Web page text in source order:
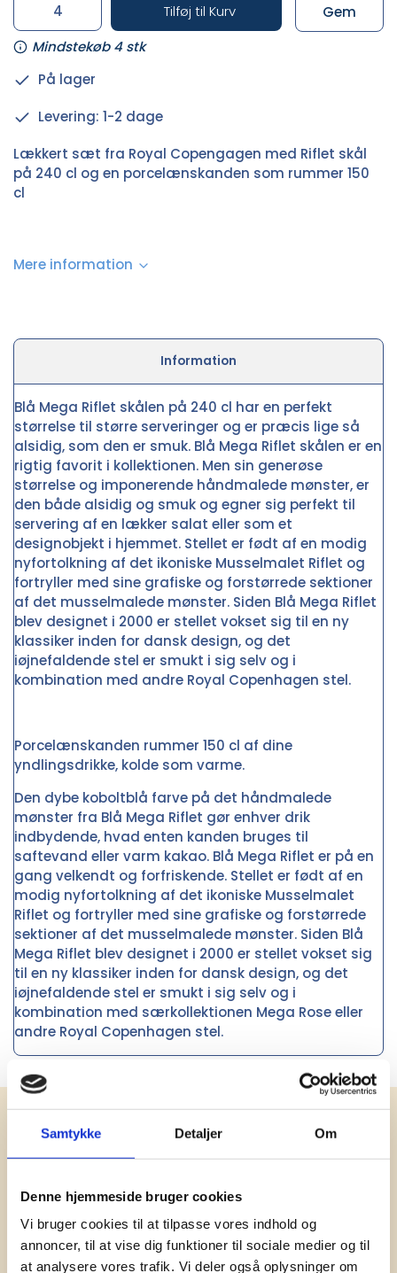
Samtykke Detaljer Om
Denne hjemmeside bruger cookies
Vi bruger cookies til at tilpasse vores indhold og
annoncer, til at vise dig funktioner til sociale medier og til
at analysere vores trafik. Vi deler også oplysninger om
Tilføj til Kurv
Mindstekøb 4 stk
Gem
På lager
Levering: 1-2 dage
Lækkert sæt fra Royal Copengagen med Riflet skål
på 240 cl og en porcelænskanden som rummer 150
cl
Mere information
Information
Blå Mega Riflet skålen på 240 cl har en perfekt
størrelse til større serveringer og er præcis lige så
alsidig, som den er smuk. Blå Mega Riflet skålen er en
rigtig favorit i kollektionen. Men sin generøse
størrelse og imponerende håndmalede mønster, er
den både alsidig og smuk og egner sig perfekt til
servering af en lækker salat eller som et
designobjekt i hjemmet. Stellet er født af en modig
nyfortolkning af det ikoniske Musselmalet Riflet og
fortryller med sine grafiske og forstørrede sektioner
af det musselmalede mønster. Siden Blå Mega Riflet
blev designet i 2000 er stellet vokset sig til en ny
klassiker inden for dansk design, og det
iøjnefaldende stel er smukt i sig selv og i
kombination med andre Royal Copenhagen stel.
Porcelænskanden rummer 150 cl af dine
yndlingsdrikke, kolde som varme.
Den dybe koboltblå farve på det håndmalede
mønster fra Blå Mega Riflet gør enhver drik
indbydende, hvad enten kanden bruges til
saftevand eller varm kakao. Blå Mega Riflet er på en
gang velkendt og forfriskende. Stellet er født af en
modig nyfortolkning af det ikoniske Musselmalet
Riflet og fortryller med sine grafiske og forstørrede
sektioner af det musselmalede mønster. Siden Blå
Mega Riflet blev designet i 2000 er stellet vokset sig
til en ny klassiker inden for dansk design, og det
iøjnefaldende stel er smukt i sig selv og i
kombination med særkollektionen Mega Rose eller
andre Royal Copenhagen stel.
Få vores nyhedsbrev med
information om tilbud, nye varer og
Kæmpe udvalg i klassiske og nyskabende gaveidéer
til din virksomhed. Vi kan det der med firmagaver, og
har ydet god personlig service til en
konkurrencedygtig pris siden 1991.